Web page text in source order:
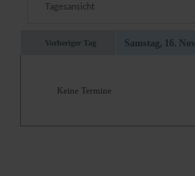
Tagesansicht
Vorheriger Tag Samstag, 16.
Keine Termine